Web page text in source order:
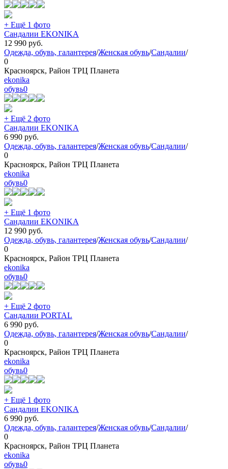
+ Ещё 1 фото
Сандалии EKONIKA
12 990 руб.
Одежда, обувь, галантерея/Женская обувь/Сандалии/
0
Красноярск, Район ТРЦ Планета
ekonika
обувь0
+ Ещё 2 фото
Сандалии EKONIKA
6 990 руб.
Одежда, обувь, галантерея/Женская обувь/Сандалии/
0
Красноярск, Район ТРЦ Планета
ekonika
обувь0
+ Ещё 1 фото
Сандалии EKONIKA
12 990 руб.
Одежда, обувь, галантерея/Женская обувь/Сандалии/
0
Красноярск, Район ТРЦ Планета
ekonika
обувь0
+ Ещё 2 фото
Сандалии PORTAL
6 990 руб.
Одежда, обувь, галантерея/Женская обувь/Сандалии/
0
Красноярск, Район ТРЦ Планета
ekonika
обувь0
+ Ещё 1 фото
Сандалии EKONIKA
6 990 руб.
Одежда, обувь, галантерея/Женская обувь/Сандалии/
0
Красноярск, Район ТРЦ Планета
ekonika
обувь0